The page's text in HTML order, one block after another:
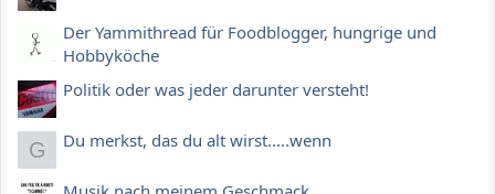
Der Yammithread für Foodblogger, hungrige und
Hobbyköche
Politik oder was jeder darunter versteht!
G Du merkst, das du alt wirst.....wenn